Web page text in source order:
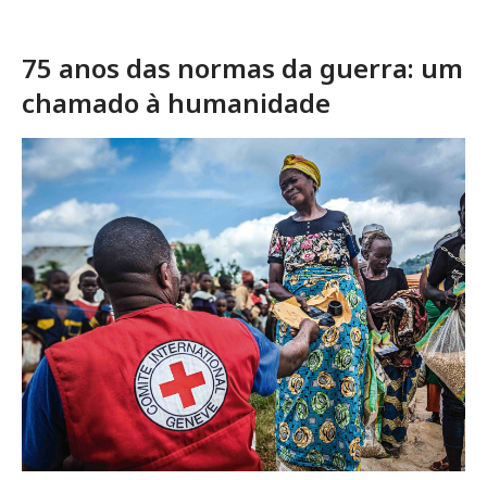
75 anos das normas da guerra: um
chamado à humanidade